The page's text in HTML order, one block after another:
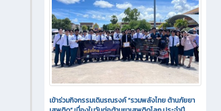
เข้าร่วมกิจกรรมเดินรณรงค์ “รวมพลังไทย ต้านภัยยา